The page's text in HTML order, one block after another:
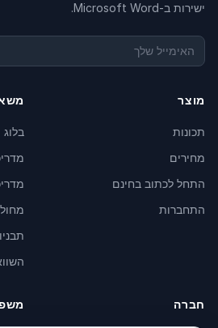
ישירות ב-Microsoft Word.
מוצר
תכונות
מחירים
התחל לכתוב בחינם
התחברות
בלוג
חברה